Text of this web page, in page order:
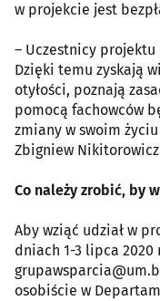
w projekcie jest
– Uczestnicy
Dzięki temu zyskają
otyłości, poznają
pomocą fachowców
zmiany w swoim
Zbigniew
Co należy zrobić, by
Aby wziąć udział w
dniach 1-3 lipca 2020
osobiście w